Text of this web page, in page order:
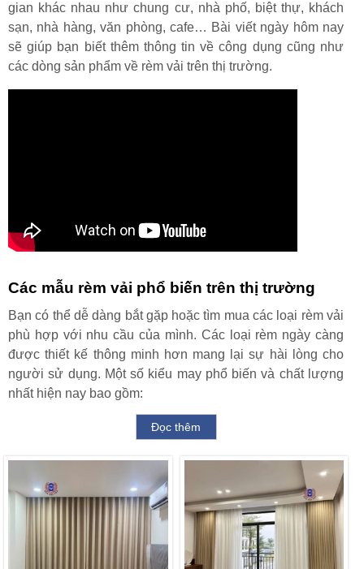
gian khác nhau như chung cư, nhà phố, biệt thự, khách
sạn, nhà hàng, văn phòng, cafe… Bài viết ngày hôm nay
sẽ giúp bạn biết thêm thông tin về công dụng cũng như
các dòng sản phẩm về rèm vải trên thị trường.
Các mẫu rèm vải phổ biến trên thị trường
Bạn có thể dễ dàng bắt gặp hoặc tìm mua các loại rèm vải
phù hợp với nhu cầu của mình. Các loại rèm ngày càng
được thiết kế thông minh hơn mang lại sự hài lòng cho
người sử dụng. Một số kiểu may phổ biến và chất lượng
nhất hiện nay bao gồm:
Đọc thêm